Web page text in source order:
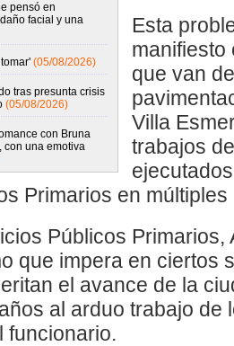
pensó en
facial y una
(05/08/2026)
tras presunta crisis
(05/08/2026)
con Bruna
con una emotiva
Esta
manifiesto
que van
Villa
trabajos
Primarios en
Públicos
que impera en ciertos
el avance de la
al arduo trabajo de
funcionario.